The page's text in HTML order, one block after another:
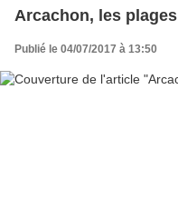
Arcachon, les plages
Publié le 04/07/2017 à 13:50